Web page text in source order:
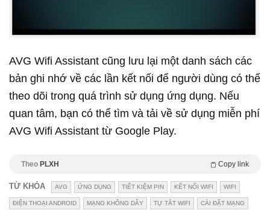
AVG Wifi Assistant cũng lưu lại một danh sách các
bản ghi nhớ về các lần kết nối để người dùng có thể
theo dõi trong quá trình sử dụng ứng dụng. Nếu
quan tâm, bạn có thể tìm và tải về sử dụng miễn phí
AVG Wifi Assistant từ Google Play.
Theo PLXH Copy link
TỪ KHÓA AVG ỨNG DỤNG TIẾT KIỆM PIN KẾT NỐI WIFI WIFI
ĐIỆN THOẠI ANDROID MẠNG KHÔNG DÂY TỰ TẮT WIFI CÀI ĐẶT MẠNG